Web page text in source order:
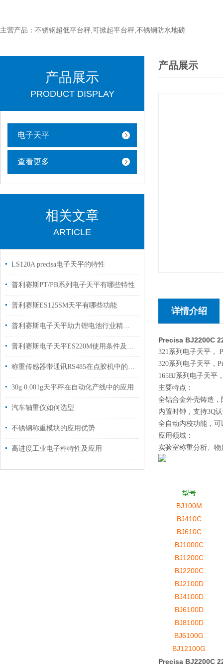
主营产品：不锈钢超低平台秤,可掀起平台秤,不锈钢防水地磅
产品展示
PRODUCT DISPLAY
电子天平
查看更多
相关文章
ARTICLE
LS120A precisa电子天平的特性
普利赛斯PT/PB系列电子天平有哪些特性
普利赛斯ES125SM天平有哪些功能
普利赛斯电子天平助力锂电池行业精准称重
普利赛斯电子天平ES220M使用条件及校准
称重传感器带通讯RS485在点胶机中的应用案例
30g 0.001g天平秤在自动化产线中的应用
汽车轴重仪如何选型
不锈钢称重模块的应用优势
高进度工业电子秤特性及应用
产品展示
详情介绍
Precisa BJ2200C
321系列电子天平，
320系列电子天平，
165BJ系列电子天平
主要特点：
全铝合金外壳铸造
内置时钟，支持3Q
全自动内校功能，
应用领域：
实验室称重分析、
型号
BJ100M
BJ410C
BJ610C
BJ1000C
BJ1200C
BJ2200C
BJ2100D
BJ4100D
BJ6100D
BJ8100D
BJ6100G
BJ12100G
Precisa BJ2200C